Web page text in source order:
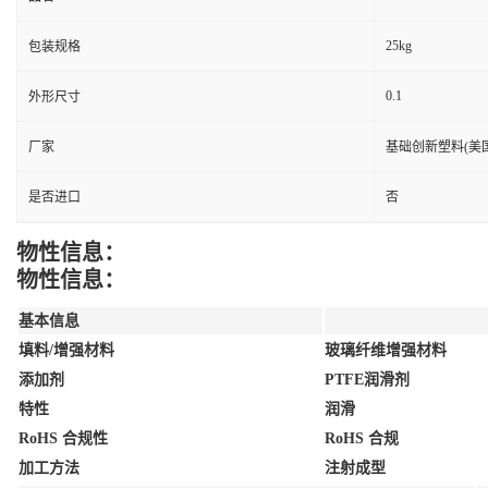
包装规格 25kg
外形尺寸 0.1
厂家 基础创新塑料(美
是否进口 否
物性信息：
物性信息：
基本信息
填料/增强材料
玻璃纤维增强材料
添加剂
PTFE润滑剂
特性
润滑
RoHS 合规性
RoHS 合规
加工方法
注射成型